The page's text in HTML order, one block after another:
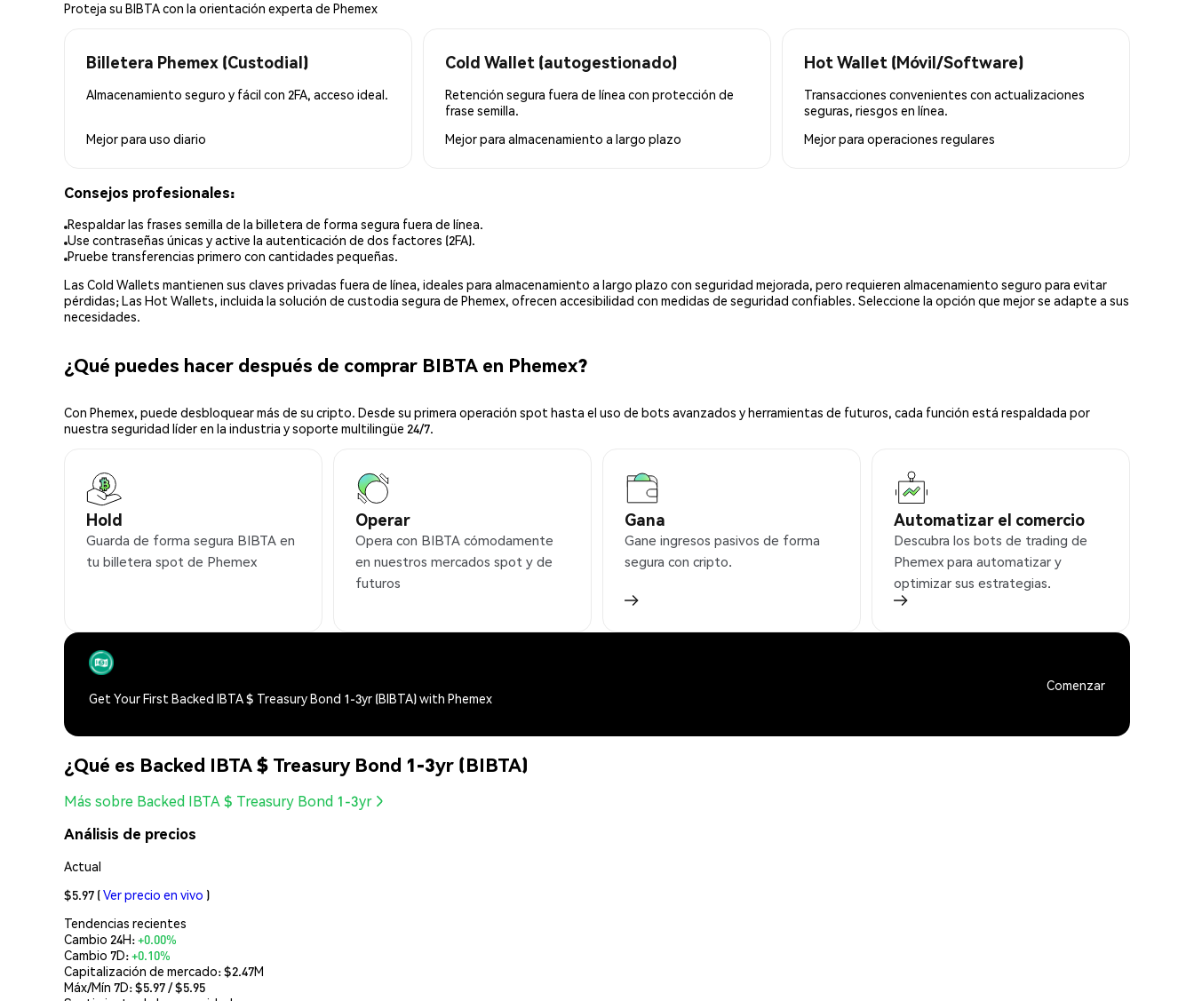
Proteja su BIBTA con la orientación experta de Phemex
Billetera Phemex (Custodial)
Almacenamiento seguro y fácil con 2FA, acceso ideal.
Mejor para uso diario
Cold Wallet (autogestionado)
Retención segura fuera de línea con protección de
frase semilla.
Mejor para almacenamiento a largo plazo
Hot Wallet (Móvil/Software)
Transacciones convenientes con actualizaciones
seguras, riesgos en línea.
Mejor para operaciones regulares
Consejos profesionales:
Respaldar las frases semilla de la billetera de forma segura fuera de línea.
Use contraseñas únicas y active la autenticación de dos factores (2FA).
Pruebe transferencias primero con cantidades pequeñas.
Las Cold Wallets mantienen sus claves privadas fuera de línea, ideales para almacenamiento a largo plazo con seguridad mejorada, pero requieren almacenamiento seguro para evitar
pérdidas; Las Hot Wallets, incluida la solución de custodia segura de Phemex, ofrecen accesibilidad con medidas de seguridad confiables. Seleccione la opción que mejor se adapte a sus
necesidades.
¿Qué puedes hacer después de comprar BIBTA en Phemex?
Con Phemex, puede desbloquear más de su cripto. Desde su primera operación spot hasta el uso de bots avanzados y herramientas de futuros, cada función está respaldada por
nuestra seguridad líder en la industria y soporte multilingüe 24/7.
Hold
Guarda de forma segura BIBTA en
tu billetera spot de Phemex
Operar
Opera con BIBTA cómodamente
en nuestros mercados spot y de
futuros
Gana
Gane ingresos pasivos de forma
segura con cripto.
Automatizar el comercio
Descubra los bots de trading de
Phemex para automatizar y
optimizar sus estrategias.
Get Your First Backed IBTA $ Treasury Bond 1-3yr (BIBTA) with Phemex
Comenzar
¿Qué es Backed IBTA $ Treasury Bond 1-3yr (BIBTA)
Más sobre Backed IBTA $ Treasury Bond 1-3yr
Análisis de precios
Actual
$5.97 (Ver precio en vivo )
Tendencias recientes
Cambio 24H:+0.00%
Cambio 7D:+0.10%
Capitalización de mercado:$2.47M
Máx/Mín 7D: $5.97/ $5.95